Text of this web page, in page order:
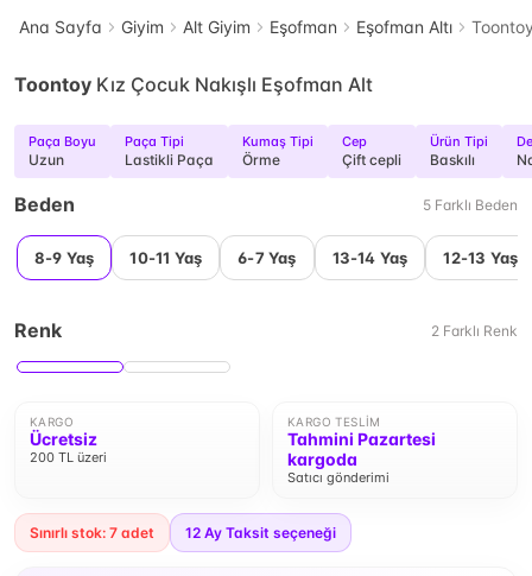
Ana Sayfa Giyim Alt Giyim Eşofman Eşofman Altı
Toontoy Kız Çocuk Nakışlı Eşofman Alt
Paça Boyu
Uzun
Paça Tipi
Lastikli Paça
Kumaş Tipi
Örme
Cep
Çift cepli
Ürün Tipi
Baskılı
Beden 5 Farklı Beden
8-9 Yaş 10-11 Yaş 6-7 Yaş 13-14 Yaş 12-13 Yaş
Renk 2 Farklı Renk
KARGO
Ücretsiz
200 TL üzeri
KARGO TESLIM
Tahmini Pazartesi
kargoda
Satıcı gönderimi
Sınırlı stok: 7 adet 12 Ay Taksit seçeneği